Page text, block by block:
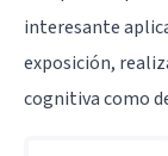
interesante
exposición,
cognitiva como